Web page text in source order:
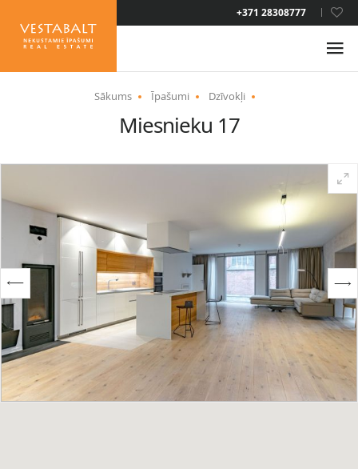
+371 28308777
LAT
ENG
JAUNUMI
ĪPAŠUMI
PAKALPOJUMI
UZTURĒŠANĀS ATĻAUJA
KONTAKTI
Sākums Īpašumi Dzīvokļi
Miesnieku 17